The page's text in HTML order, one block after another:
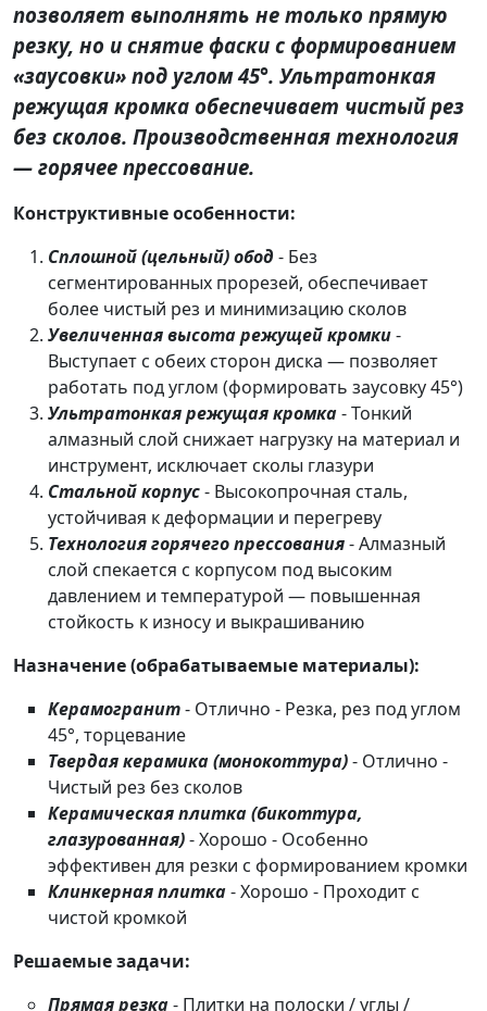
позволяет выполнять не только прямую
резку, но и снятие фаски с формированием
«заусовки» под углом 45°. Ультратонкая
режущая кромка обеспечивает чистый рез
без сколов. Производственная технология
— горячее прессование.
Конструктивные особенности:
Сплошной (цельный) обод - Без
сегментированных прорезей, обеспечивает
более чистый рез и минимизацию сколов
Увеличенная высота режущей кромки-
Выступает с обеих сторон диска — позволяет
работать под углом (формировать заусовку 45°)
Ультратонкая режущая кромка- Тонкий
алмазный слой снижает нагрузку на материал и
инструмент, исключает сколы глазури
Стальной корпус- Высокопрочная сталь,
устойчивая к деформации и перегреву
Технология горячего прессования- Алмазный
слой спекается с корпусом под высоким
давлением и температурой — повышенная
стойкость к износу и выкрашиванию
Назначение (обрабатываемые материалы):
Керамогранит- Отлично - Резка, рез под углом
45°, торцевание
Твердая керамика (монокоттура)- Отлично -
Чистый рез без сколов
Керамическая плитка (бикоттура,
глазурованная)- Хорошо - Особенно
эффективен для резки с формированием кромки
Клинкерная плитка- Хорошо - Проходит с
чистой кромкой
Решаемые задачи:
Прямая резка- Плитки на полоски / углы /